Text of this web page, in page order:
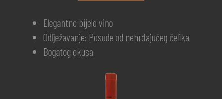
Elegantno bijelo vino
Odlježavanje: Posude od nehrđajućeg čelika
Bogatog okusa